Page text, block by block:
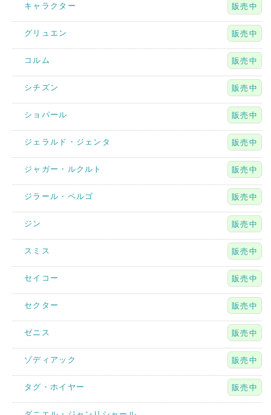
キャラクター 販売中
グリュエン 販売中
コルム 販売中
シチズン 販売中
ショパール 販売中
ジェラルド・ジェンタ 販売中
ジャガー・ルクルト 販売中
ジラール・ペルゴ 販売中
ジン 販売中
スミス 販売中
セイコー 販売中
セクター 販売中
ゼニス 販売中
ゾディアック 販売中
タグ・ホイヤー 販売中